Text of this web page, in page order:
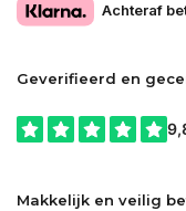
Achteraf
Geverifieerd en
Makkelijk en veilig